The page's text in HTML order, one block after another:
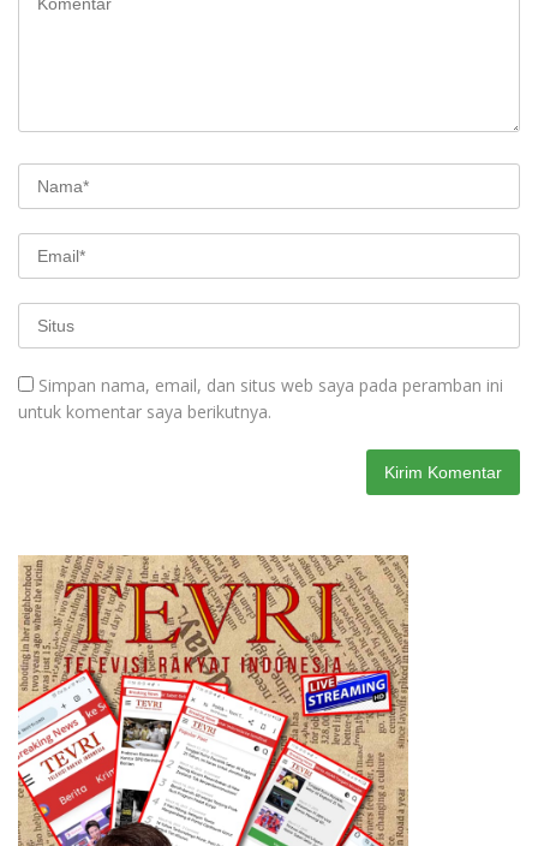
Simpan nama, email, dan situs web saya pada peramban ini
untuk komentar saya berikutnya.